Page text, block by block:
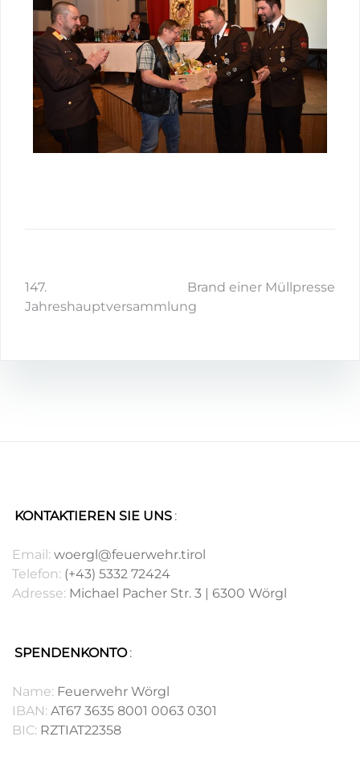
147.
Jahreshauptversammlung
Brand einer Müllpresse
KONTAKTIEREN SIE UNS :
Email: woergl@feuerwehr.tirol
Telefon: (+43) 5332 72424
Adresse: Michael Pacher Str. 3 | 6300 Wörgl
SPENDENKONTO :
Name: Feuerwehr Wörgl
IBAN: AT67 3635 8001 0063 0301
BIC: RZTIAT22358